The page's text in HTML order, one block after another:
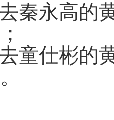
永高的黄
仕彬的黄